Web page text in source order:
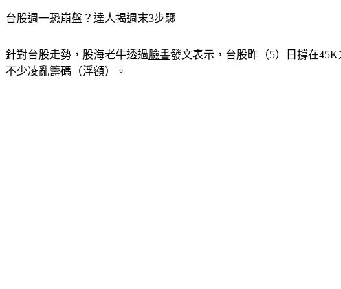
台股週一恐崩盤？達人揭週末3步驟
針對台股走勢，股海老牛透過臉書發文表示，台股昨（5）日撐在
不少凌亂籌碼（浮額）。